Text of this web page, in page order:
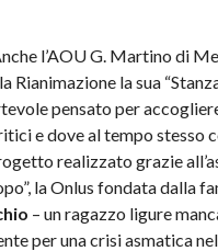
l’AOU G. Martino di
Rianimazione la sua
pensato per
e dove al tempo stesso
realizzato grazie
la Onlus fondata dalla
– un ragazzo ligure
per una crisi asmatica